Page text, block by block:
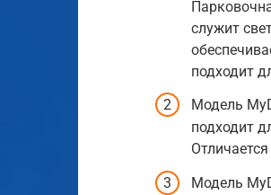
служит
подходит
Модель
подходит
Модель